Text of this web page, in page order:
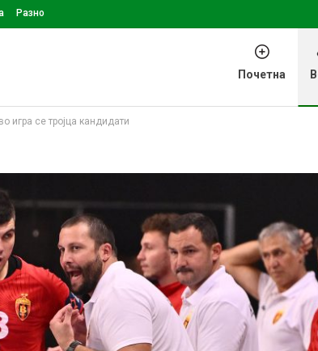
Разно
Почетна
игра се тројца кандидати